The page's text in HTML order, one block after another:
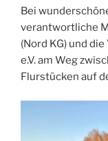
Bei
verantwortliche
(Nord KG) und
e.V. am Weg
Flurstücken auf